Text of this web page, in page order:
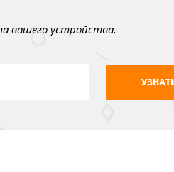
вашего устройства.